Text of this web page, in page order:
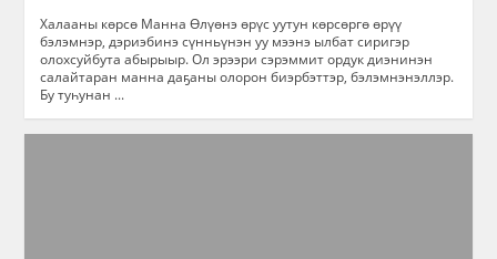
Халааны көрсө Манна Өлүөнэ өрүс уутун көрсөргө өрүү
бэлэмнэр, дэриэбинэ сүнньүнэн уу мээнэ ылбат сиригэр
олохсуйбута абырыыр. Ол эрээри сэрэммит ордук диэнинэн
салайтаран манна даҕаны олорон биэрбэттэр, бэлэмнэнэллэр.
Бу туһунан ...